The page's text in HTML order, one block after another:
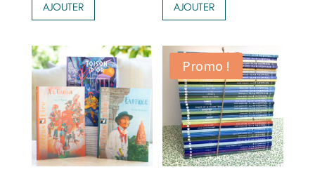
AJOUTER AJOUTER
Promo !